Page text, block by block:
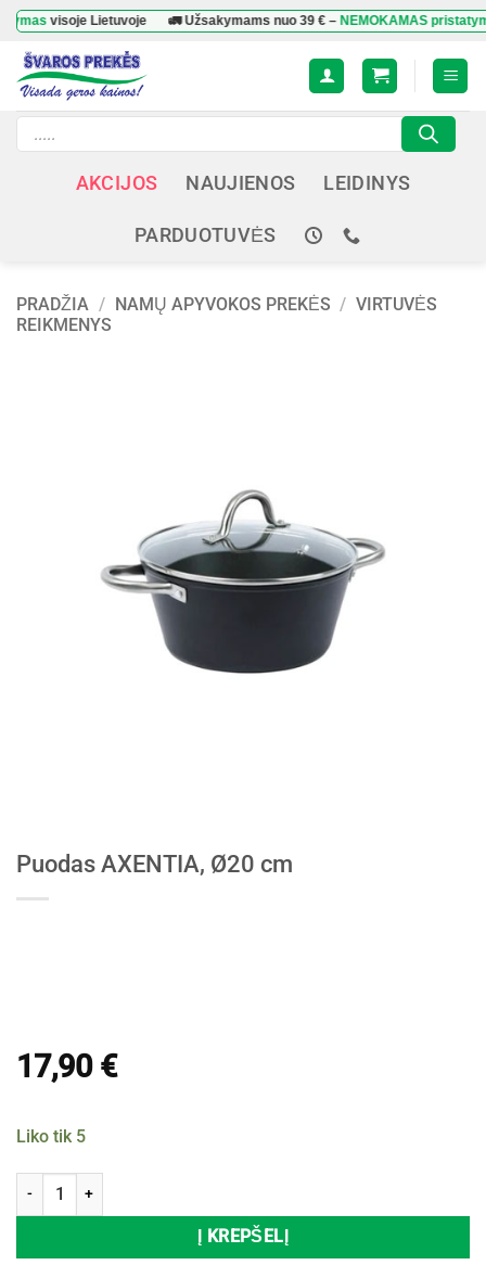
Skip
content
visoje Lietuvoje 🚛 Užsakymams nuo39 €–NEMOKAMAS pristatymas
Products
search
AKCIJOS NAUJIENOS LEIDINYS
PARDUOTUVĖS
PRADŽIA / NAMŲ APYVOKOS PREKĖS / VIRTUVĖS
REIKMENYS
Puodas AXENTIA, Ø20 cm
17,90 €
Liko tik 5
produkto kiekis: Puodas AXENTIA, Ø20 cm
Į KREPŠELĮ